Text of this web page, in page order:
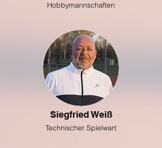
Hobbymannschaften
Siegfried Weiß
Technischer Spielwart